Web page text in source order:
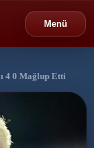
Menü
4 0 Mağlup Etti